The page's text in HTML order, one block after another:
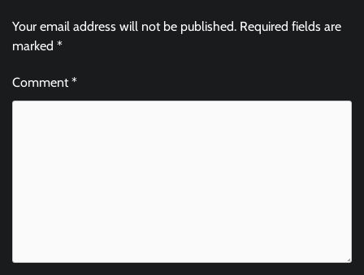
Your email address will not be published. Required fields are
marked *
Comment*